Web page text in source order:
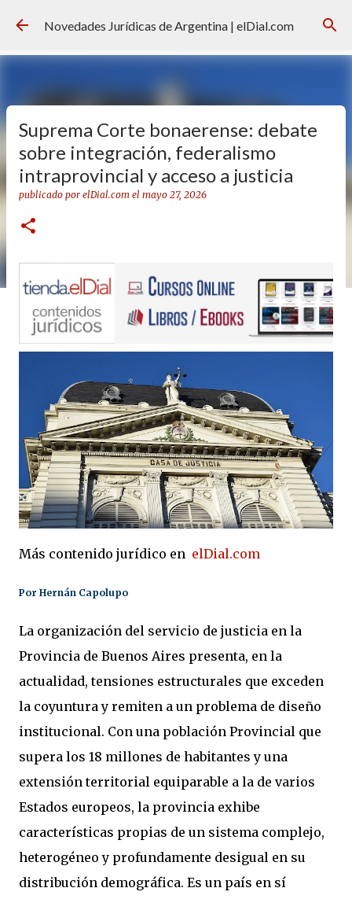
Ir al contenido principal
Novedades Jurídicas de Argentina | elDial.com
Suprema Corte bonaerense: debate
sobre integración, federalismo
intraprovincial y acceso a justicia
publicado por elDial.com el mayo 27, 2026
Más contenido jurídico en elDial.com
Por Hernán Capolupo
La organización del servicio de justicia en la
Provincia de Buenos Aires presenta, en la
actualidad, tensiones estructurales que exceden
la coyuntura y remiten a un problema de diseño
institucional. Con una población Provincial que
supera los 18 millones de habitantes y una
extensión territorial equiparable a la de varios
Estados europeos, la provincia exhibe
características propias de un sistema complejo,
heterogéneo y profundamente desigual en su
distribución demográfica. Es un país en sí